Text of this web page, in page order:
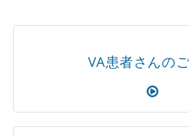
VA患者さんの